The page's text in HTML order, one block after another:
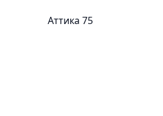
Аттика 75